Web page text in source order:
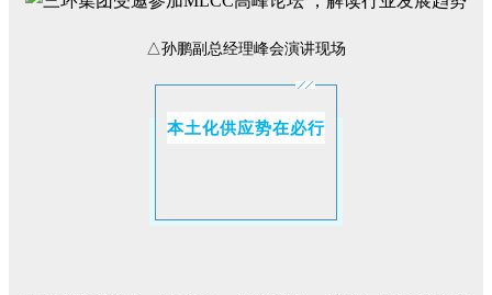
△孙鹏副总经理峰会演讲现场
本土化供应势在必行